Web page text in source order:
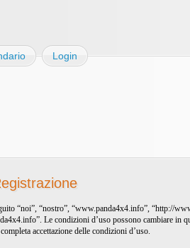
Login
“noi”, “nostro”, “www.panda4x4.info”, “http://
Le condizioni d’uso possono cambiare in
accettazione delle condizioni d’uso.